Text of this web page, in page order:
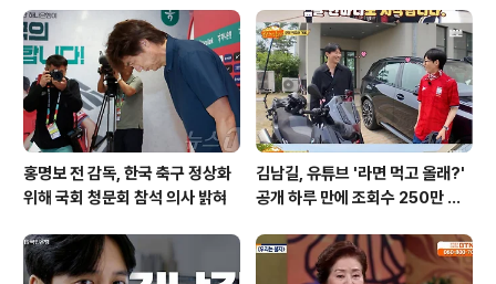
을 주고 있습니다. 특별 엔트리의 의미이번 더블헤더에서
한화는 특별 엔트리로 내야수 권광민과 포수 허인서를 등
록했습니다. 김 감독은 '두 경기를 하니까 포수가 필요하다
고 봤다'며, 선수들의 체력 안배와..
홍명보 전 감독, 한국 축구 정상화
위해 국회 청문회 참석 의사 밝혀
김남길, 유튜브 '라면 먹고 올래?'
공개 하루 만에 조회수 250만 돌